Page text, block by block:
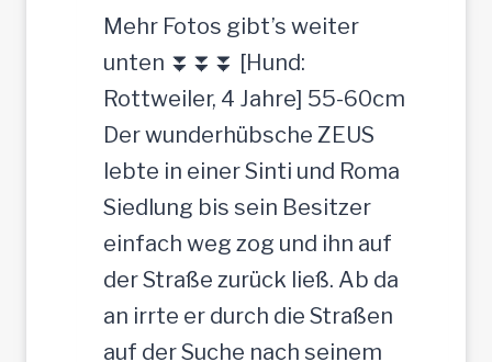
u
c
t
s
c
e
r
J
u
n
g
-
Mehr Fotos gibt’s weiter
unten ⏬⏬⏬ [Hund:
Rottweiler, 4 Jahre] 55-60cm
Der wunderhübsche ZEUS
lebte in einer Sinti und Roma
Siedlung bis sein Besitzer
einfach weg zog und ihn auf
der Straße zurück ließ. Ab da
an irrte er durch die Straßen
auf der Suche nach seinem